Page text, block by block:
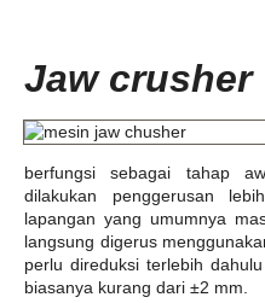
Jaw crusher
berfungsi sebagai tahap
dilakukan penggerusan
lapangan yang umumnya
langsung digerus
perlu direduksi terlebih
biasanya kurang dari ±2 mm.